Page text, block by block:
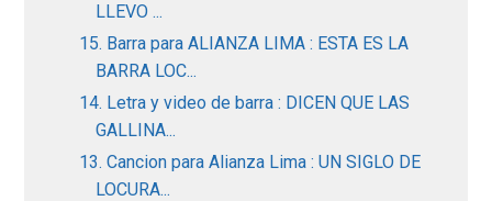
LLEVO ...
15. Barra para ALIANZA LIMA : ESTA ES LA
BARRA LOC...
14. Letra y video de barra : DICEN QUE LAS
GALLINA...
13. Cancion para Alianza Lima : UN SIGLO DE
LOCURA...